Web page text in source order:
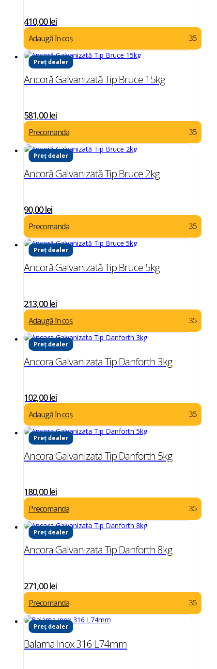
410,00lei
Adaugă în coș
Preț dealer
Ancoră Galvanizată Tip Bruce 15kg
581,00lei
Precomanda
Preț dealer
Ancoră Galvanizată Tip Bruce 2kg
90,00lei
Precomanda
Preț dealer
Ancoră Galvanizată Tip Bruce 5kg
213,00lei
Adaugă în coș
Preț dealer
Ancora Galvanizata Tip Danforth 3kg
102,00lei
Adaugă în coș
Preț dealer
Ancora Galvanizata Tip Danforth 5kg
180,00lei
Precomanda
Preț dealer
Ancora Galvanizata Tip Danforth 8kg
271,00lei
Precomanda
Preț dealer
Balama Inox 316 L74mm